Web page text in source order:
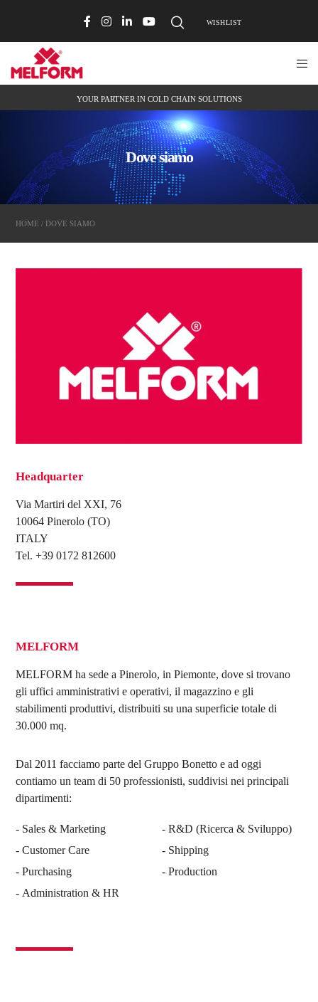
WISHLIST
YOUR PARTNER IN COLD CHAIN SOLUTIONS
Dove siamo
HOME / DOVE SIAMO
Headquarter
Via Martiri del XXI, 76
10064 Pinerolo (TO)
ITALY
Tel. +39 0172 812600
MELFORM
MELFORM ha sede a Pinerolo, in Piemonte, dove si trovano
gli uffici amministrativi e operativi, il magazzino e gli
stabilimenti produttivi, distribuiti su una superficie totale di
30.000 mq.
Dal 2011 facciamo parte del Gruppo Bonetto e ad oggi
contiamo un team di 50 professionisti, suddivisi nei principali
dipartimenti:
Sales & Marketing
Customer Care
Purchasing
Administration & HR
R&D (Ricerca & Sviluppo)
Shipping
Production